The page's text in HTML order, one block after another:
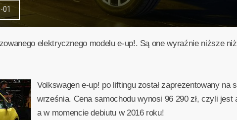
01
elektrycznego modelu e-up!. Są one wyraźnie niższe
Volkswagen e-up! po liftingu został zaprezentowany na
września. Cena samochodu wynosi 96 290 zł, czyli jest
a w momencie debiutu w 2016 roku!